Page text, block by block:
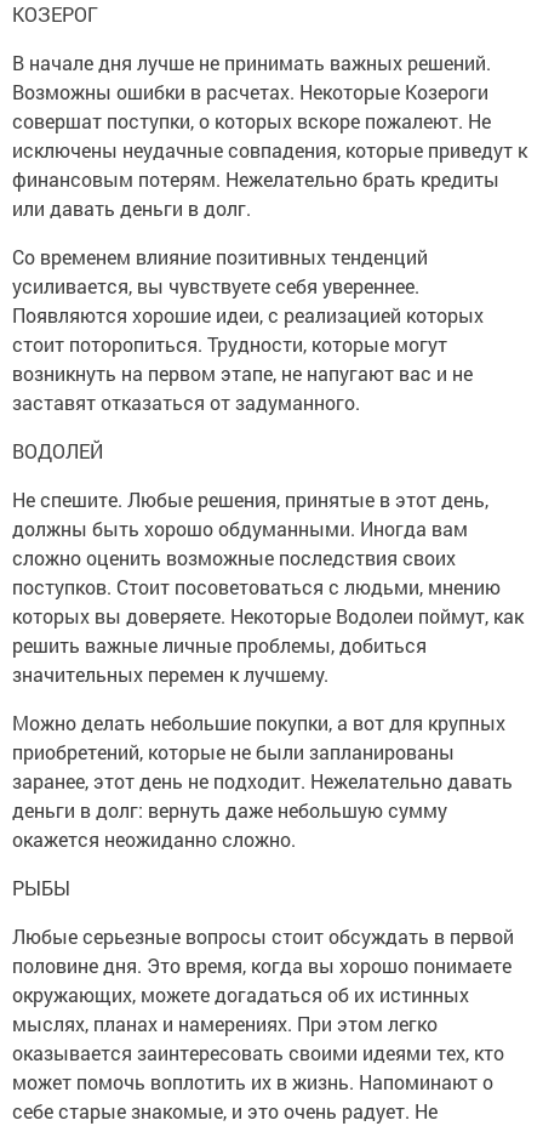
КОЗЕРОГ
В начале дня лучше не принимать важных решений.
Возможны ошибки в расчетах. Некоторые Козероги
совершат поступки, о которых вскоре пожалеют. Не
исключены неудачные совпадения, которые приведут к
финансовым потерям. Нежелательно брать кредиты
или давать деньги в долг.
Со временем влияние позитивных тенденций
усиливается, вы чувствуете себя увереннее.
Появляются хорошие идеи, с реализацией которых
стоит поторопиться. Трудности, которые могут
возникнуть на первом этапе, не напугают вас и не
заставят отказаться от задуманного.
ВОДОЛЕЙ
Не спешите. Любые решения, принятые в этот день,
должны быть хорошо обдуманными. Иногда вам
сложно оценить возможные последствия своих
поступков. Стоит посоветоваться с людьми, мнению
которых вы доверяете. Некоторые Водолеи поймут, как
решить важные личные проблемы, добиться
значительных перемен к лучшему.
Можно делать небольшие покупки, а вот для крупных
приобретений, которые не были запланированы
заранее, этот день не подходит. Нежелательно давать
деньги в долг: вернуть даже небольшую сумму
окажется неожиданно сложно.
РЫБЫ
Любые серьезные вопросы стоит обсуждать в первой
половине дня. Это время, когда вы хорошо понимаете
окружающих, можете догадаться об их истинных
мыслях, планах и намерениях. При этом легко
оказывается заинтересовать своими идеями тех, кто
может помочь воплотить их в жизнь. Напоминают о
себе старые знакомые, и это очень радует. Не